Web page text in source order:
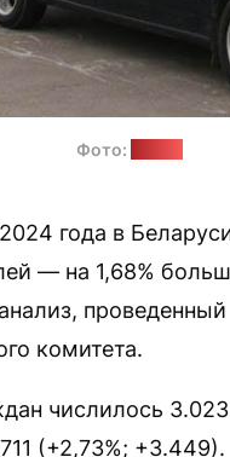
Фото:
года в
— на 1,68%
проведенный
комитета.
числилось
(+2,73%; +3.449).